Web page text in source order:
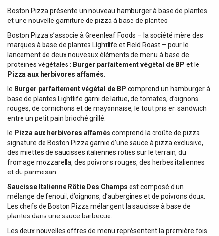
Boston Pizza présente un nouveau hamburger à base de plantes
et une nouvelle garniture de pizza à base de plantes
Boston Pizza s’associe à Greenleaf Foods – la société mère des
marques à base de plantes Lightlife et Field Roast – pour le
lancement de deux nouveaux éléments de menu à base de
protéines végétales : Burger parfaitement végétal de BP et le
Pizza aux herbivores affamés
le Burger parfaitement végétal de BP comprend un hamburger à
base de plantes Lightlife garni de laitue, de tomates, d’oignons
rouges, de cornichons et de mayonnaise, le tout pris en sandwich
entre un petit pain brioché grillé.
le Pizza aux herbivores affamés comprend la croûte de pizza
signature de Boston Pizza garnie d’une sauce à pizza exclusive,
des miettes de saucisses italiennes rôties sur le terrain, du
fromage mozzarella, des poivrons rouges, des herbes italiennes
et du parmesan.
Saucisse Italienne Rôtie Des Champs est composé d’un
mélange de fenouil, d’oignons, d’aubergines et de poivrons doux.
Les chefs de Boston Pizza mélangent la saucisse à base de
plantes dans une sauce barbecue.
Les deux nouvelles offres de menu représentent la première fois